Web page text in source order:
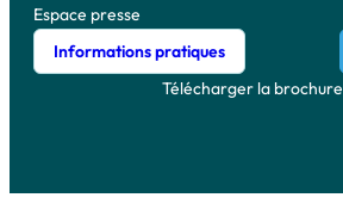
Espace presse
Informations pratiques
Télécharger la brochure